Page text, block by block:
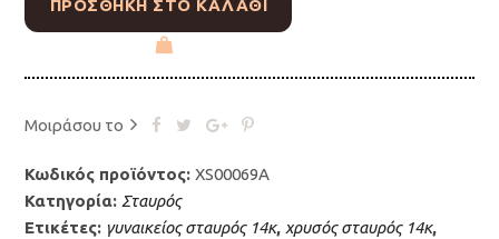
ΠΡΟΣΘΉΚΗ ΣΤΟ ΚΑΛΆΘΙ
Μοιράσου το
Κωδικός προϊόντος:XS00069A
Κατηγορία: Σταυρός
Ετικέτες: γυναικείος σταυρός 14κ, χρυσός σταυρός 14κ,